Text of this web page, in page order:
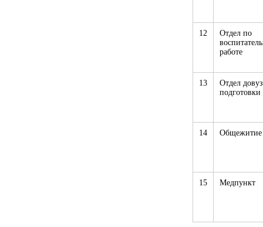
12
Отдел по
работе
13
Отдел
подготовки
14 Общежитие
15 Медпункт